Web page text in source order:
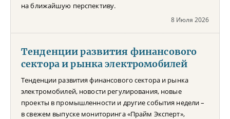
на ближайшую перспективу.
8 Июля 2026
Тенденции развития финансового
сектора и рынка электромобилей
Тенденции развития финансового сектора и рынка
электромобилей, новости регулирования, новые
проекты в промышленности и другие события недели –
в свежем выпуске мониторинга «Прайм Эксперт»,